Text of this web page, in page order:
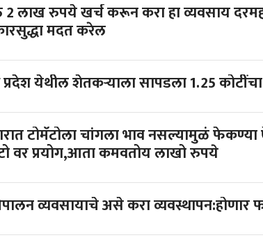
हा व्यवसाय दरमहा 50 हजार कमवा,
मदत करेल
आंध्र प्रदेश येथील शेतकर्‍याला सापडला 1.25
टोमॅटोला चांगला भाव नसल्यामुळं फेकण्या ऐवजी या तरुणाने केला चक्क
वर प्रयोग,आता कमवतोय लाखो रुपये
व्यवसायाचे असे करा व्यवस्थापन:होणार